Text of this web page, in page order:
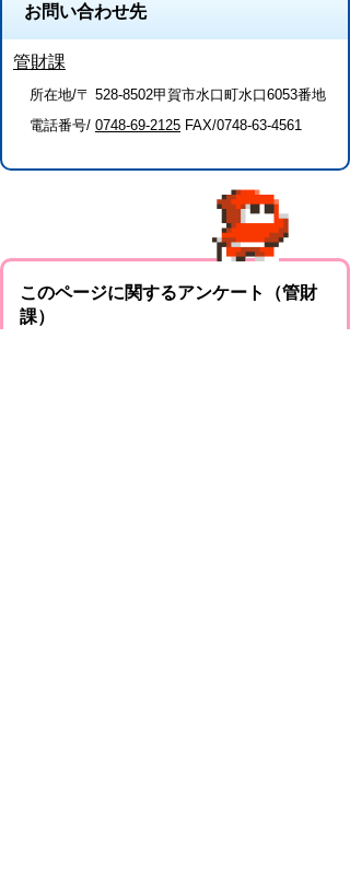
お問い合わせ先
管財課
所在地/〒 528-8502甲賀市水口町水口6053番地
電話番号/ 0748-69-2125 FAX/0748-63-4561
このページに関するアンケート（管財
課）